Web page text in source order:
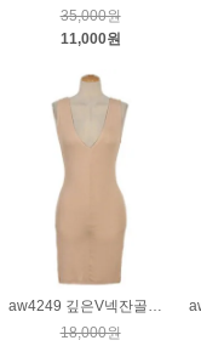
35,000원
11,000원
aw4249 깊은V넥잔골지민소매원피스_베이지
18,000원